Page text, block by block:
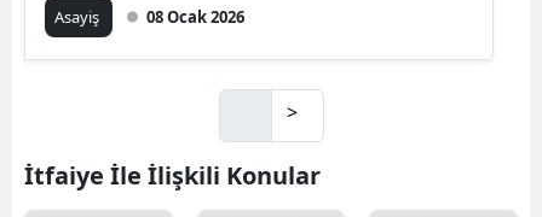
Asayiş 08 Ocak 2026
>
İtfaiye İle İlişkili Konular